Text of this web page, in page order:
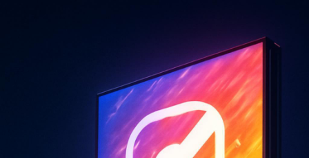
Для кого это решение?
Уникальные рекламные идеи,
адаптированные под ваш бренд и ЦА
Заголовки, офферы и тексты для баннеров,
сторис, видеороликов